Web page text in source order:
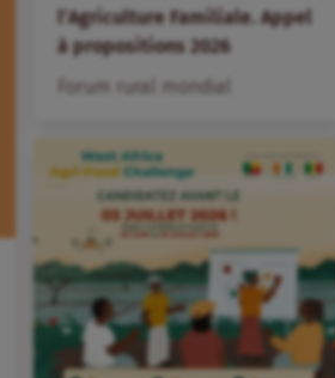
l’Agriculture Familiale. Appel
à propositions 2026
Forum rural mondial